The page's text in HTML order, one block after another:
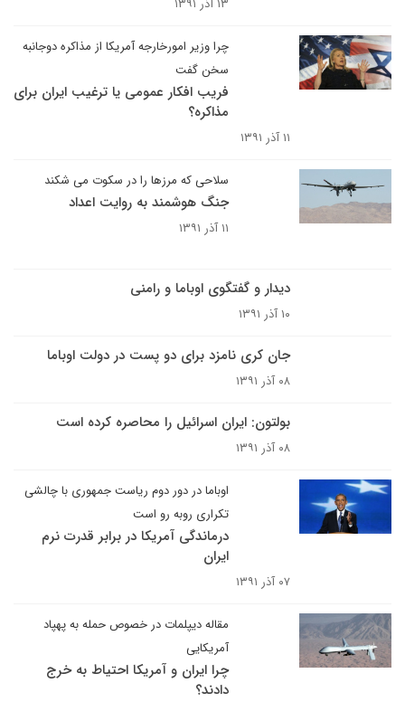
۱۳ آذر ۱۳۹۱
چرا وزیر امورخارجه آمریکا از مذاکره دوجانبه
سخن گفت
فریب افکار عمومی یا ترغیب ایران برای
مذاکره؟
۱۱ آذر ۱۳۹۱
سلاحی که مرزها را در سکوت می شکند
جنگ هوشمند به روایت اعداد
۱۱ آذر ۱۳۹۱
دیدار و گفتگوی اوباما و رامنی
۱۰ آذر ۱۳۹۱
جان کری نامزد برای دو پست در دولت اوباما
۰۸ آذر ۱۳۹۱
بولتون: ایران اسرائیل را محاصره کرده است
۰۸ آذر ۱۳۹۱
اوباما در دور دوم ریاست جمهوری با چالشی
تکراری روبه رو است
درماندگی آمریکا در برابر قدرت نرم
ایران
۰۷ آذر ۱۳۹۱
مقاله دیپلمات در خصوص حمله به پهپاد
آمریکایی
چرا ایران و آمریکا احتیاط به خرج
دادند؟